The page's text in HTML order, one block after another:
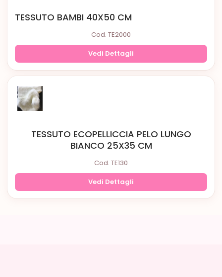
TESSUTO BAMBI 40X50 CM
Cod. TE2000
Vedi Dettagli
TESSUTO ECOPELLICCIA PELO LUNGO
BIANCO 25X35 CM
Cod. TE130
Vedi Dettagli